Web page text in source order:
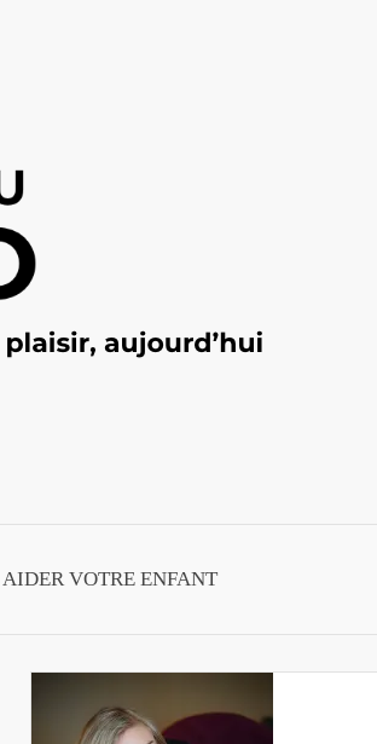
AIDER VOTRE ENFANT